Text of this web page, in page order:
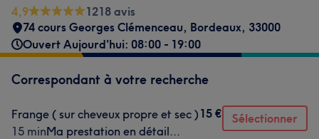
4,9
1218 avis
74 cours Georges Clémenceau, Bordeaux, 33000
Ouvert Aujourd'hui: 08:00 - 19:00
Correspondant à votre recherche
Frange ( sur cheveux propre et sec )
15 minMa prestation en détail...
15 € Sélectionner